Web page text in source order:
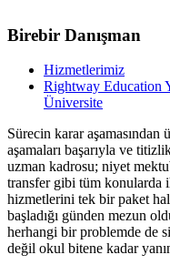
Birebir Danışman
Hizmetlerimiz
Rightway Education
Üniversite
Sürecin karar
aşamaları başarıyla ve
uzman kadrosu; niyet
transfer gibi tüm konularda
hizmetlerini tek bir paket
başladığı günden mezun
herhangi bir problemde de
değil okul bitene kadar